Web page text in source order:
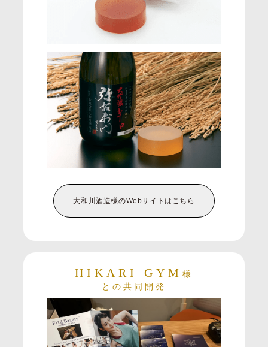
大和川酒造様のWebサイトはこちら
HIKARI GYM 様
との共同開発